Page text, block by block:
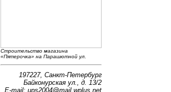
Строительство магазина
«Пятерочка» на Парашютной ул.
197227, Санкт-Петербург
Байконурская ул., д. 13/2
E-mail: ups2004@mail.wplus.net